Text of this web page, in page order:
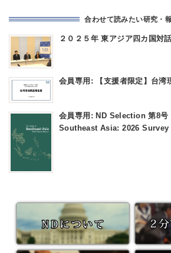
合わせて読みたい研究・
２０２５年 東アジア四カ国対
会員専用: 【支援者限定】台湾
会員専用: ND Selection 第8
Southeast Asia: 2026 Survey